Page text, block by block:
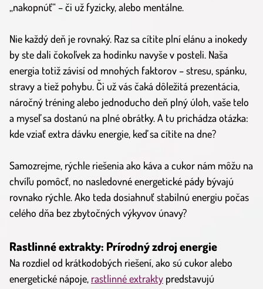
„nakopnúť“ – či už fyzicky, alebo mentálne.
Nie každý deň je rovnaký. Raz sa cítite plní elánu a inokedy
by ste dali čokoľvek za hodinku navyše v posteli. Naša
energia totiž závisí od mnohých faktorov – stresu, spánku,
stravy a tiež pohybu. Či už vás čaká dôležitá prezentácia,
náročný tréning alebo jednoducho deň plný úloh, vaše telo
a myseľ sa dostanú na plné obrátky. A tu prichádza otázka:
kde vziať extra dávku energie, keď sa cítite na dne?
Samozrejme, rýchle riešenia ako káva a cukor nám môžu na
chvíľu pomôcť, no nasledovné energetické pády bývajú
rovnako rýchle. Ako teda dosiahnuť stabilnú energiu počas
celého dňa bez zbytočných výkyvov únavy?
Rastlinné extrakty: Prírodný zdroj energie
Na rozdiel od krátkodobých riešení, ako sú cukor alebo
energetické nápoje, rastlinné extrakty predstavujú